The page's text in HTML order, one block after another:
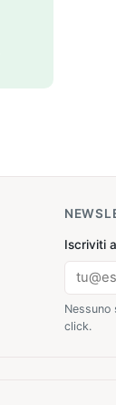
Iscriviti
Nessuno
click.